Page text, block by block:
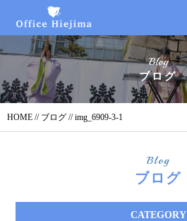
Blog
ブログ
HOME // ブログ // img_6909-3-1
Blog
ブログ
CATEGORY